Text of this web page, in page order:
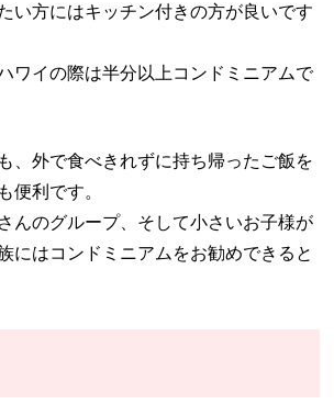
い方にはキッチン付きの方が良いです
ワイの際は半分以上コンドミニアムで
、外で食べきれずに持ち帰ったご飯を
便利です。
んのグループ、そして小さいお子様が
にはコンドミニアムをお勧めできると